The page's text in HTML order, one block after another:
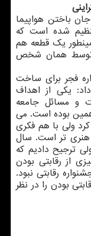
باختن هواپیما
شده است كه
یك قطعه هم
توسط همان شخص
فجر برای ساخت
یكی از اهداف
و مسائل جامعه
بوده است. می
ولی با هم فكری
تر است. سال
ترجیح دادیم كه
از رقابتی بودن
رقابتی نبود.
بودن را در نظر